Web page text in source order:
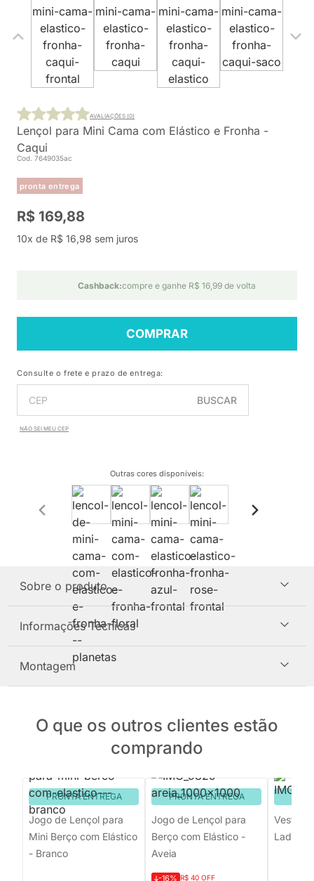
Lençol para Mini Cama com Elástico e Fronha -
Caqui
Cod. 7649035ac
pronta entrega
AVALIAÇÕES (0)
R$ 169,88
10x de R$ 16,98 sem juros
Cashback:compre e ganhe R$ 16,99 de volta
COMPRAR
Consulte o frete e prazo de entrega:
BUSCAR
NÃO SEI MEU CEP
Outras cores disponíveis:
Sobre o produto
Informações Técnicas
Montagem
O que os outros clientes estão
comprando
PRONTA ENTREGA
Jogo de Lençol para
Mini Berço com Elástico
- Branco
PRONTA ENTREGA
Jogo de Lençol para
Berço com Elástico -
Aveia
-16% R$ 40 OFF
Veste
Lados -